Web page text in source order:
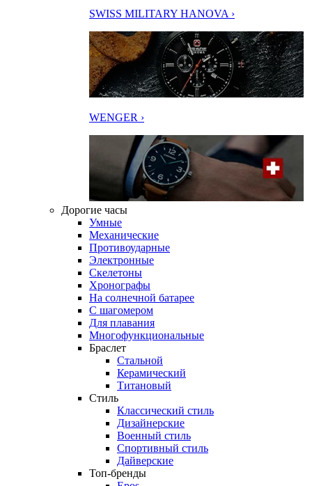
SWISS MILITARY HANOVA ›
WENGER ›
Дорогие часы
Умные
Механические
Противоударные
Электронные
Скелетоны
Хронографы
На солнечной батарее
С шагомером
Для плавания
Многофункциональные
Браслет
Стальной
Керамический
Титановый
Стиль
Классический стиль
Дизайнерские
Военный стиль
Спортивный стиль
Дайверские
Топ-бренды